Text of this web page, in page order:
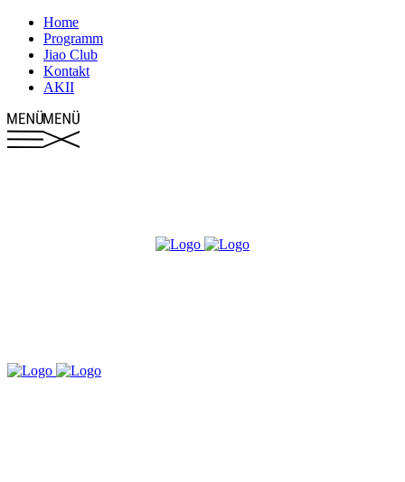
Home
Programm
Jiao Club
Kontakt
AKII